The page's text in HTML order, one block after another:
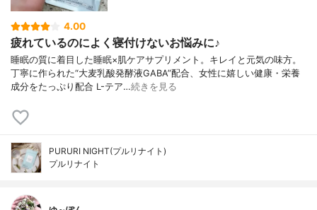
4.00
疲れているのによく寝付けないお悩みに♪
睡眠の質に着目した睡眠×肌ケアサプリメント。キレイと元気の味方。
丁寧に作られた“大麦乳酸発酵液GABA”配合、女性に嬉しい健康・栄養
成分をたっぷり配合 L-テア…続きを見る
PURURI NIGHT(プルリナイト)
プルリナイト